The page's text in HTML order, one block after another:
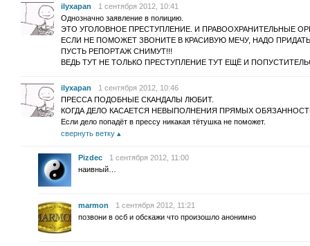
ilyxapan
1 сентября 2012, 10:41
Однозначно заявление в полицию.
ЭТО УГОЛОВНОЕ ПРЕСТУПЛЕНИЕ. И ПРАВООХРАНИТЕЛЬНЫЕ
ЕСЛИ НЕ ПОМОЖЕТ ЗВОНИТЕ В КРАСИВУЮ МЕЧУ, НАДО
ПУСТЬ РЕПОРТАЖ СНИМУТ!!!
ВЕДЬ ТУТ НЕ ТОЛЬКО ПРЕСТУПЛЕНИЕ ТУТ ЕЩЁ И
ilyxapan
1 сентября 2012, 10:46
ПРЕССА ПОДОБНЫЕ СКАНДАЛЫ ЛЮБИТ.
КОГДА ДЕЛО КАСАЕТСЯ НЕВЫПОЛНЕНИЯ ПРЯМЫХ
Если дело попадёт в прессу никакая тётушка не поможет.
свернуть ветку
Pizdec
1 сентября 2012, 11:00
наивный…
marmon
1 сентября 2012, 11:21
позвони в осб и обскажи что произошло анонимно